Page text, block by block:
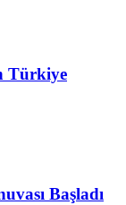
Türkiye
Başladı